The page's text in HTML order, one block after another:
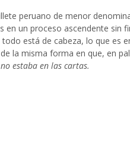
peruano de menor
un proceso ascendente sin
está de cabeza, lo que es
la misma forma en que, en
estaba en las cartas.